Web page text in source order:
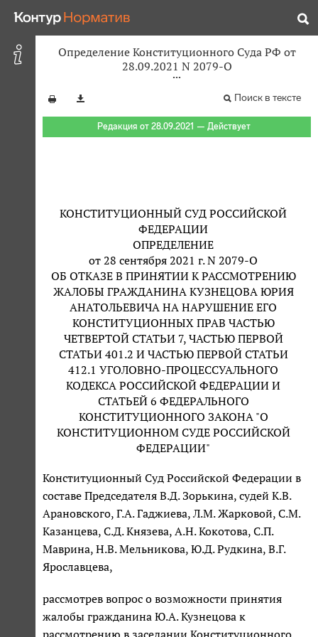
Определение Конституционного Суда РФ от
28.09.2021 N 2079-О
Поиск в тексте
Редакция от 28.09.2021 — Действует
КОНСТИТУЦИОННЫЙ СУД РОССИЙСКОЙ
ФЕДЕРАЦИИ
ОПРЕДЕЛЕНИЕ
от 28 сентября 2021 г. N 2079-О
ОБ ОТКАЗЕ В ПРИНЯТИИ К РАССМОТРЕНИЮ
ЖАЛОБЫ ГРАЖДАНИНА КУЗНЕЦОВА ЮРИЯ
АНАТОЛЬЕВИЧА НА НАРУШЕНИЕ ЕГО
КОНСТИТУЦИОННЫХ ПРАВ ЧАСТЬЮ
ЧЕТВЕРТОЙ СТАТЬИ 7, ЧАСТЬЮ ПЕРВОЙ
СТАТЬИ 401.2 И ЧАСТЬЮ ПЕРВОЙ СТАТЬИ
412.1 УГОЛОВНО-ПРОЦЕССУАЛЬНОГО
КОДЕКСА РОССИЙСКОЙ ФЕДЕРАЦИИ И
СТАТЬЕЙ 6 ФЕДЕРАЛЬНОГО
КОНСТИТУЦИОННОГО ЗАКОНА "О
КОНСТИТУЦИОННОМ СУДЕ РОССИЙСКОЙ
ФЕДЕРАЦИИ"
Конституционный Суд Российской Федерации в
составе Председателя В.Д. Зорькина, судей К.В.
Арановского, Г.А. Гаджиева, Л.М. Жарковой, С.М.
Казанцева, С.Д. Князева, А.Н. Кокотова, С.П.
Маврина, Н.В. Мельникова, Ю.Д. Рудкина, В.Г.
Ярославцева,
рассмотрев вопрос о возможности принятия
жалобы гражданина Ю.А. Кузнецова к
рассмотрению в заседании Конституционного